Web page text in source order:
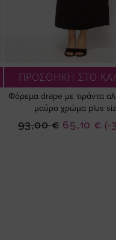
ΠΡΟΣΘΗΚΗ ΣΤΟ
Φόρεμα drape με τιράντα
μαύρο χρώμα plus
(-
Ειδική
65,10 €
93,00 €